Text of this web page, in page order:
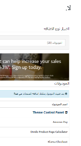
لا.